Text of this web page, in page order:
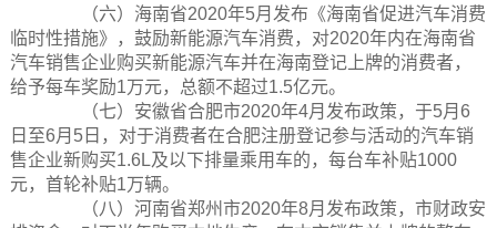
（六）海南省2020年5月发布《海南省促进汽车消费
临时性措施》，鼓励新能源汽车消费，对2020年内在海南省
汽车销售企业购买新能源汽车并在海南登记上牌的消费者，
给予每车奖励1万元，总额不超过1.5亿元。
（七）安徽省合肥市2020年4月发布政策，于5月6
日至6月5日，对于消费者在合肥注册登记参与活动的汽车销
售企业新购买1.6L及以下排量乘用车的，每台车补贴1000
元，首轮补贴1万辆。
（八）河南省郑州市2020年8月发布政策，市财政安